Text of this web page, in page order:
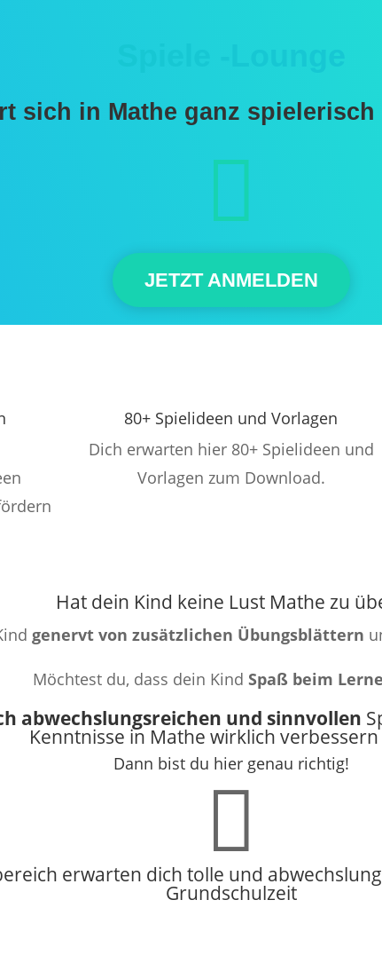
sich in Mathe ganz

JETZT ANMELDEN
80+ Spielideen und Vorlagen
Dich erwarten hier 80+ Spielideen und
Vorlagen zum Download.
Hat dein Kind keine Lust Mathe zu
genervt von zusätzlichen Übungsblättern
Möchtest du, dass dein Kind Spaß beim
abwechslungsreichen und sinnvollen
Kenntnisse in Mathe wirklich verbessern
Dann bist du hier genau richtig!

erwarten dich tolle und
Grundschulzeit